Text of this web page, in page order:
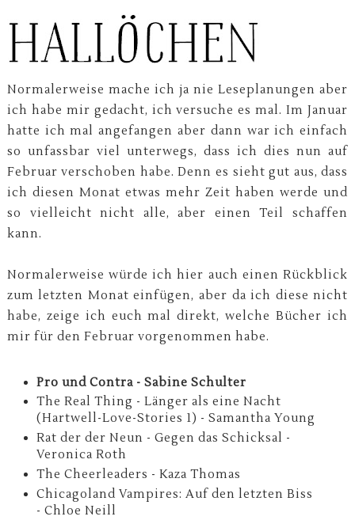
Normalerweise mache ich ja nie Leseplanungen aber
ich habe mir gedacht, ich versuche es mal. Im Januar
hatte ich mal angefangen aber dann war ich einfach
so unfassbar viel unterwegs, dass ich dies nun auf
Februar verschoben habe. Denn es sieht gut aus, dass
ich diesen Monat etwas mehr Zeit haben werde und
so vielleicht nicht alle, aber einen Teil schaffen
kann.
Normalerweise würde ich hier auch einen Rückblick
zum letzten Monat einfügen, aber da ich diese nicht
habe, zeige ich euch mal direkt, welche Bücher ich
mir für den Februar vorgenommen habe.
Pro und Contra - Sabine Schulter
The Real Thing - Länger als eine Nacht
(Hartwell-Love-Stories 1) - Samantha Young
Rat der der Neun - Gegen das Schicksal -
Veronica Roth
The Cheerleaders - Kaza Thomas
Chicagoland Vampires: Auf den letzten Biss
- Chloe Neill